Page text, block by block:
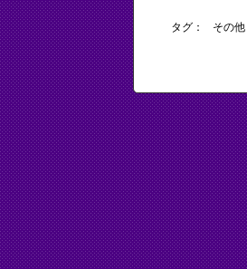
タグ： その他